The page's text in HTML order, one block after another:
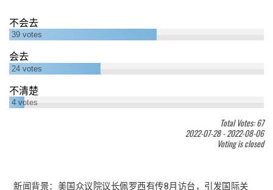
不会去
39 votes
会去
24 votes
不清楚
4 votes
Total Votes: 67
2022-07-28-2022-08-06
Voting is closed
新闻背景：美国众议院议长佩罗西有传8月访台，引发国际关